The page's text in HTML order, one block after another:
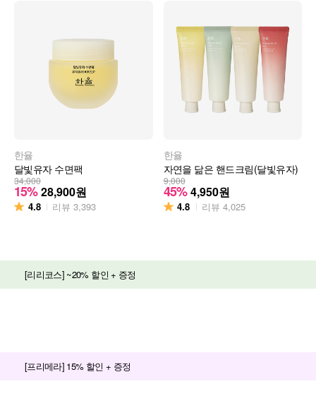
한율
달빛유자 수면팩
34,000
15% 28,900원
4.8 리뷰 3,393
한율
자연을 닮은 핸드크림(달빛유자)
9,000
45% 4,950원
4.8 리뷰 4,025
[리리코스] ~20% 할인 + 증정
[프리메라] 15% 할인 + 증정